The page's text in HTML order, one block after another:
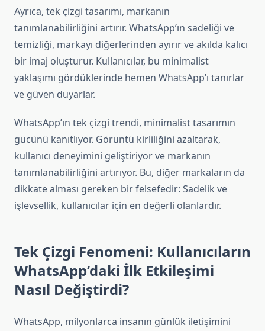
Ayrıca, tek çizgi tasarımı, markanın
tanımlanabilirliğini artırır. WhatsApp’ın sadeliği ve
temizliği, markayı diğerlerinden ayırır ve akılda kalıcı
bir imaj oluşturur. Kullanıcılar, bu minimalist
yaklaşımı gördüklerinde hemen WhatsApp’ı tanırlar
ve güven duyarlar.
WhatsApp’ın tek çizgi trendi, minimalist tasarımın
gücünü kanıtlıyor. Görüntü kirliliğini azaltarak,
kullanıcı deneyimini geliştiriyor ve markanın
tanımlanabilirliğini artırıyor. Bu, diğer markaların da
dikkate alması gereken bir felsefedir: Sadelik ve
işlevsellik, kullanıcılar için en değerli olanlardır.
Tek Çizgi Fenomeni: Kullanıcıların
WhatsApp’daki İlk Etkileşimi
Nasıl Değiştirdi?
WhatsApp, milyonlarca insanın günlük iletişimini